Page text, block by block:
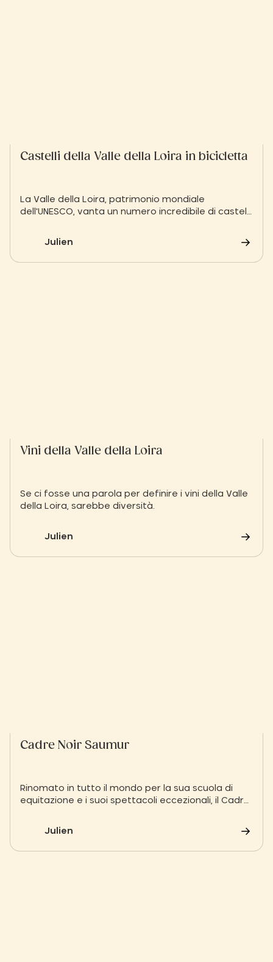
Castelli della Valle della Loira in bicicletta
La Valle della Loira, patrimonio mondiale
dell'UNESCO, vanta un numero incredibile di castelli
Julien
Vini della Valle della Loira
Se ci fosse una parola per definire i vini della Valle
della Loira, sarebbe diversità.
Julien
Cadre Noir Saumur
Rinomato in tutto il mondo per la sua scuola di
equitazione e i suoi spettacoli eccezionali, il Cadre
alloggio allo Slow Village en Val de Loire.
Julien